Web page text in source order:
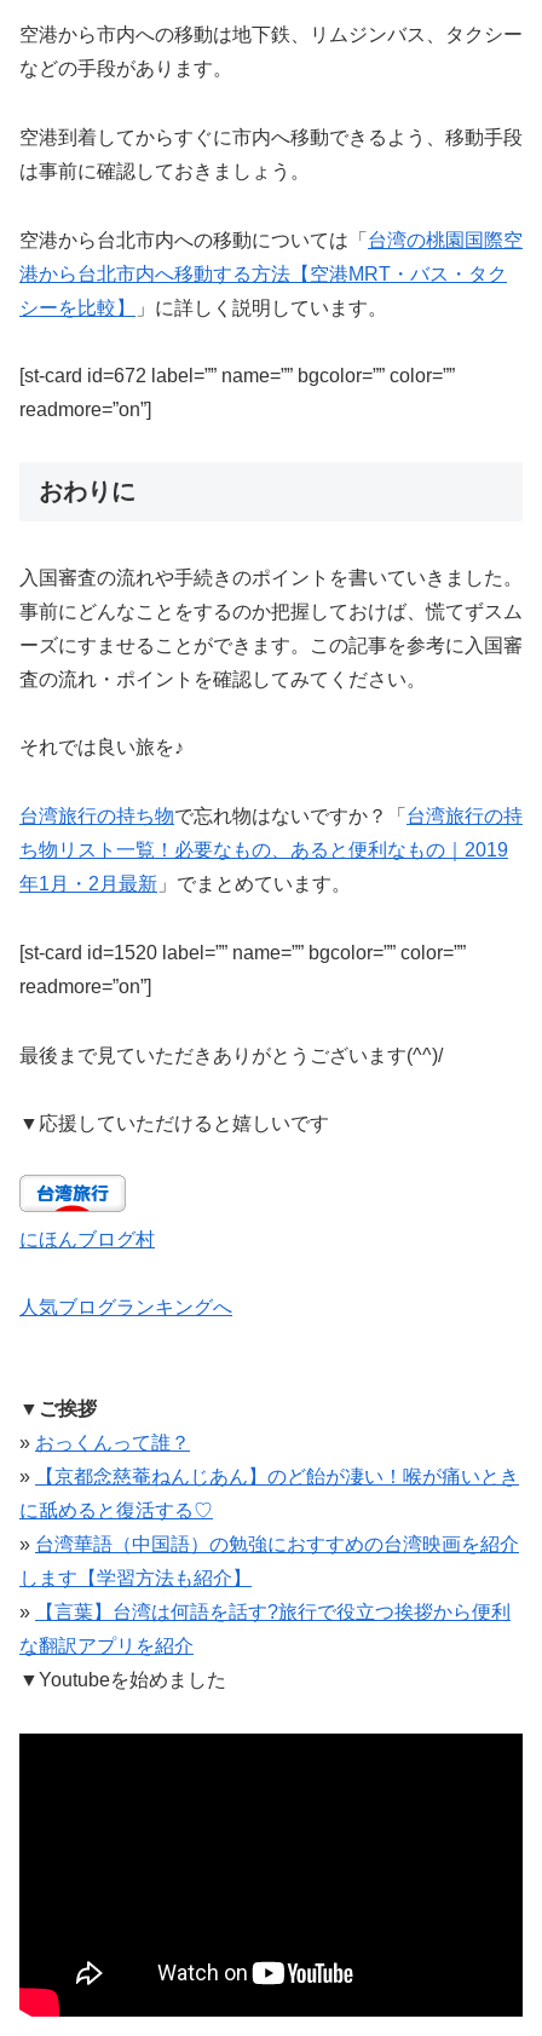
空港から市内への移動は地下鉄、リムジンバス、タクシー
などの手段があります。
空港到着してからすぐに市内へ移動できるよう、移動手段
は事前に確認しておきましょう。
空港から台北市内への移動については「 台湾の桃園国際空
港から台北市内へ移動する方法【空港MRT・バス・タク
シーを比較】
」に詳しく説明しています。
[st-card id=672 label=”” name=”” bgcolor=”” color=””
readmore=”on”]
おわりに
入国審査の流れや手続きのポイントを書いていきました。
事前にどんなことをするのか把握しておけば、慌てずスム
ーズにすませることができます。この記事を参考に入国審
査の流れ・ポイントを確認してみてください。
それでは良い旅を♪
台湾旅行の持ち物で忘れ物はないですか？「 台湾旅行の持
ち物リスト一覧！必要なもの、あると便利なもの｜2019
年1月・2月最新 」でまとめています。
[st-card id=1520 label=”” name=”” bgcolor=”” color=””
readmore=”on”]
最後まで見ていただきありがとうございます(^^)/
▼ 応援していただけると嬉しいです
にほんブログ村
人気ブログランキングへ
▼ご挨拶
» おっくんって誰？
»
【京都念慈菴ねんじあん】のど飴が凄い！喉が痛いとき
に舐めると復活する♡
» 台湾華語（中国語）の勉強におすすめの台湾映画を紹介
します【学習方法も紹介】
»
【言葉】台湾は何語を話す?旅行で役立つ挨拶から便利
な翻訳アプリを紹介
▼Youtubeを始めました